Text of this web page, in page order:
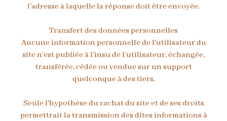
l’adresse à laquelle la réponse doit être envoyée.
Transfert des données personnelles
Aucune information personnelle de l'utilisateur du
site n'est publiée à l'insu de l'utilisateur, échangée,
transférée, cédée ou vendue sur un support
quelconque à des tiers.
Seule l'hypothèse du rachat du site et de ses droits
permettrait la transmission des dites informations à